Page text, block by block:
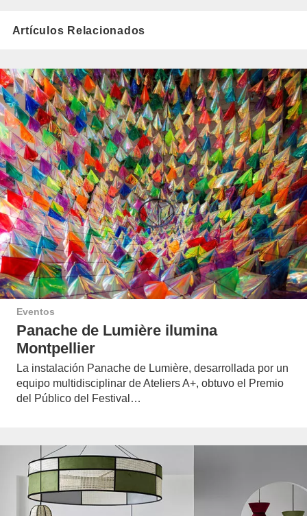
Artículos Relacionados
Eventos
Panache de Lumière ilumina
Montpellier
La instalación Panache de Lumière, desarrollada por un
equipo multidisciplinar de Ateliers A+, obtuvo el Premio
del Público del Festival…